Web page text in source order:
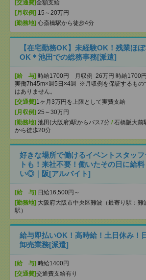
[交通費]全額支給
[月収例] 15～20万円
[勤務地] 心斎橋駅から徒歩4分
【在宅勤務OK】未経験OK！残業ほ
OK＊池田での総務事務[派遣]
[給 与] 時給1700円 月収例 26万円 時給1700
実働7h45m×週5日×4週 ※月収例を保証するもの
はありません。
[交通費] 1ヶ月3万円を上限として実費支給
[月収例] 25～30万円
[勤務地] 池田(大阪府)駅からバス7分 / 石橋阪大前
から徒歩20分
好きな場所で働けるイベントスタッ
トも！来社不要！働いたその日に給
い◎｜阪[アルバイト]
[給 与] 日給16,500円～
[勤務地] 大阪府大阪市中央区難波（最寄り駅：難
駅）
給与即払いOK！高時給！土日休み！
卸売業務[派遣]
[給 与] 時給1400円
[交通費]交通費支給有り